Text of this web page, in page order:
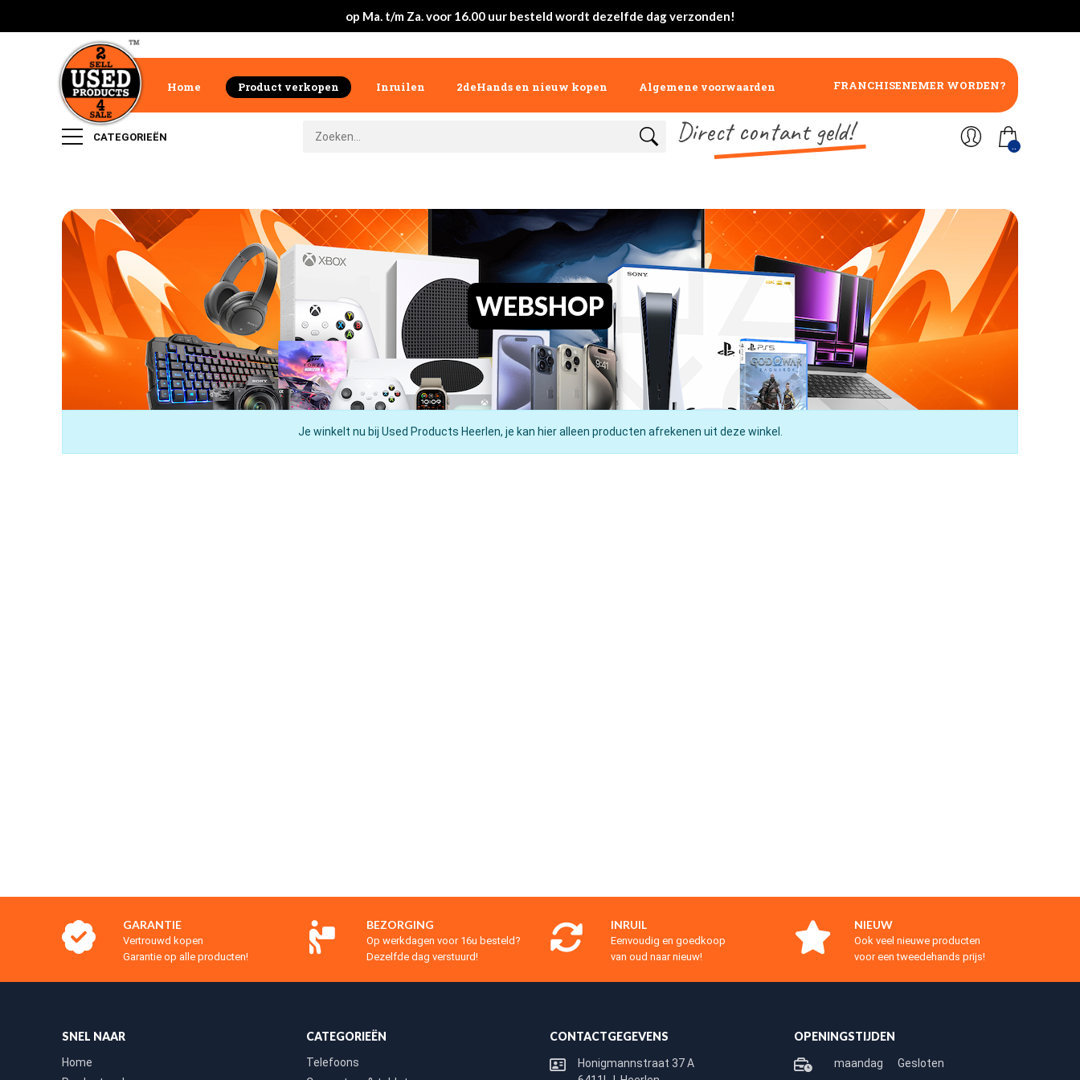
op Ma. t/m Za. voor 16.00 uur besteld wordt dezelfde dag verzonden!
Home Product verkopen Inruilen 2deHands en nieuw kopen Algemene voorwaarden FRANCHISENEMER WORDEN?
CATEGORIEËN Direct contant geld! ..
WEBSHOP
Je winkelt nu bij Used Products Heerlen, je kan hier alleen producten afrekenen uit deze winkel.
GARANTIE
Vertrouwd kopen
Garantie op alle producten!
BEZORGING
Op werkdagen voor 16u besteld?
Dezelfde dag verstuurd!
INRUIL
Eenvoudig en goedkoop
van oud naar nieuw!
NIEUW
Ook veel nieuwe producten
voor een tweedehands prijs!
SNEL NAAR
Home
CATEGORIEËN
Telefoons
CONTACTGEGEVENS
Honigmannstraat 37 A
OPENINGSTIJDEN
maandag Gesloten